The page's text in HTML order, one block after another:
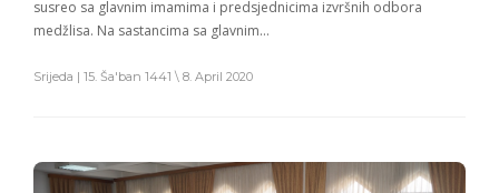
susreo sa glavnim imamima i predsjednicima izvršnih odbora
medžlisa. Na sastancima sa glavnim…
Srijeda | 15. Ša'ban 1441 \ 8. April 2020